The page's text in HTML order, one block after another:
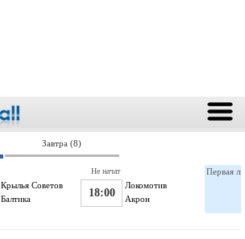
Завтра (8)
Крылья Советов
Балтика
Локомотив
18:00 Акрон
Не начат Первая